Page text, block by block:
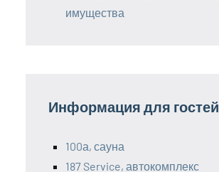
имущества
Информация для гостей
100а, сауна
187 Service, автокомплекс